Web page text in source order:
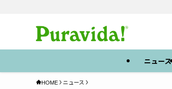
ニュース
HOME ニュース